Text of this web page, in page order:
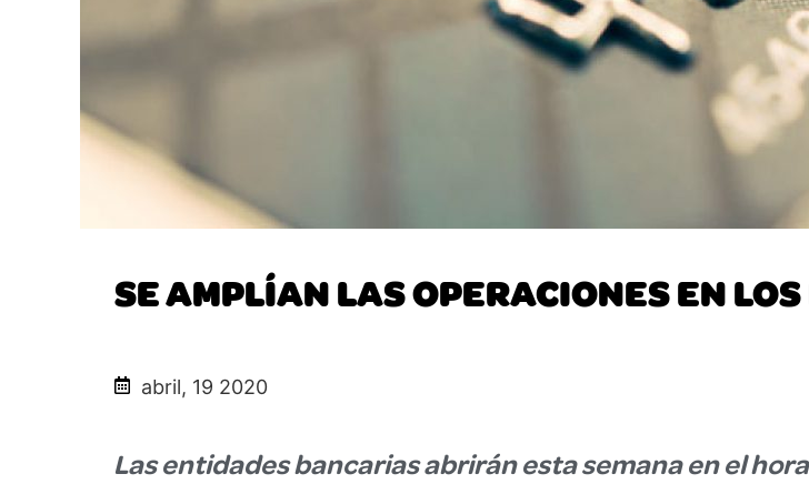
SE AMPLÍAN LAS OPERACIONES EN
abril, 19 2020
Las entidades bancarias abrirán esta semana en el